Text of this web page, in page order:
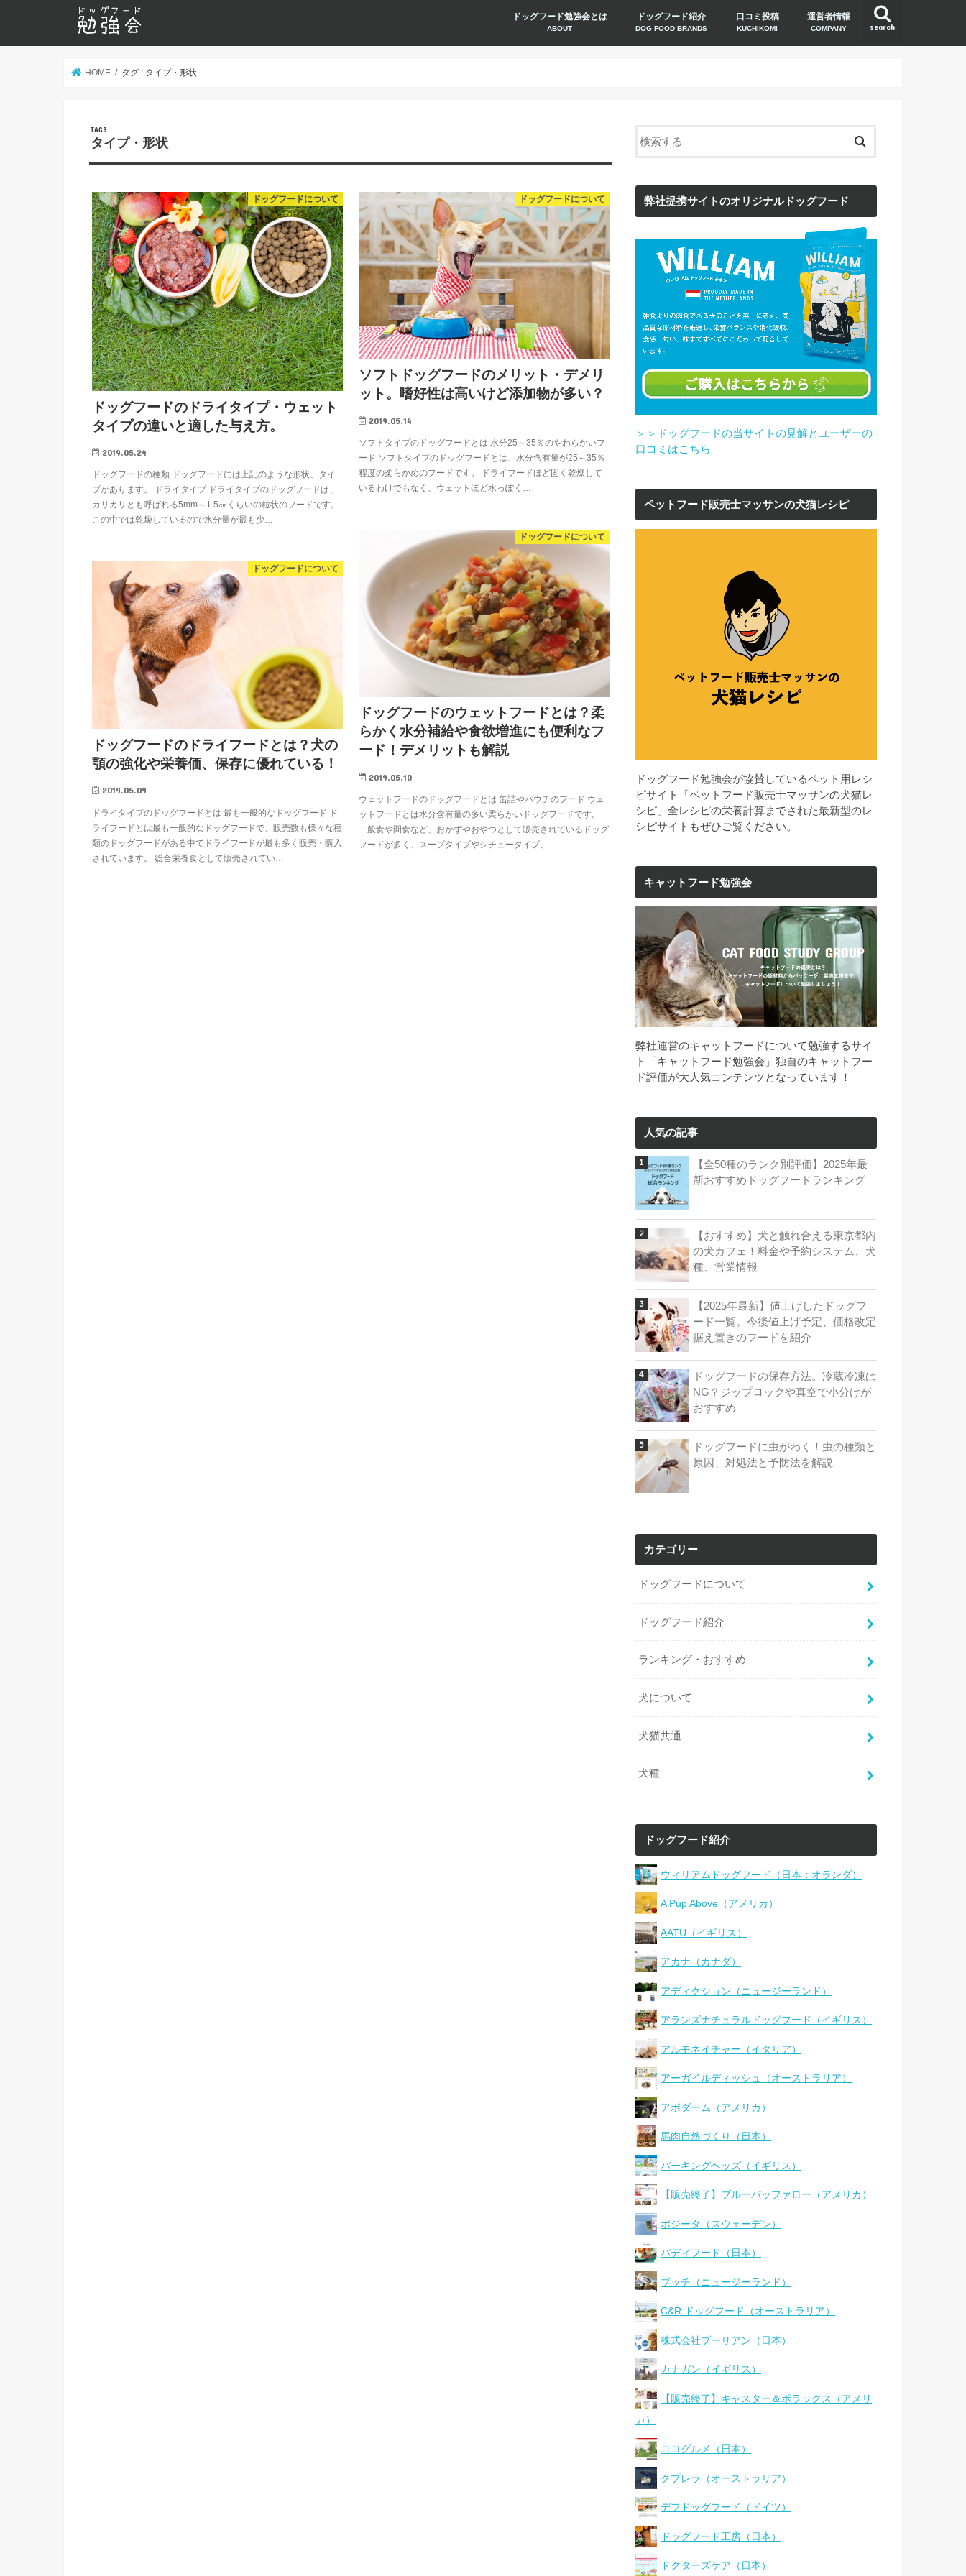
search
ドッグフード勉強会とは
ABOUT
ドッグフード紹介
DOG FOOD BRANDS
口コミ投稿
KUCHIKOMI
運営者情報
COMPANY
HOME タグ : タイプ・形状
タイプ・形状
ドッグフードについて
ドッグフードのドライタイプ・ウェット
タイプの違いと適した与え方。
2019.05.24
ドッグフードの種類 ドッグフードには上記のような形状、タイ
プがあります。 ドライタイプ ドライタイプのドッグフードは、
カリカリとも呼ばれる5mm～1.5㎝くらいの粒状のフードです。
この中では乾燥しているので水分量が最も少…
ドッグフードについて
ソフトドッグフードのメリット・デメリ
ット。嗜好性は高いけど添加物が多い？
2019.05.14
ソフトタイプのドッグフードとは 水分25～35％のやわらかいフ
ード ソフトタイプのドッグフードとは、水分含有量が25～35％
程度の柔らかめのフードです。 ドライフードほど固く乾燥して
いるわけでもなく、ウェットほど水っぽく…
ドッグフードについて
ドッグフードのウェットフードとは？柔
らかく水分補給や食欲増進にも便利なフ
ード！デメリットも解説
2019.05.10
ウェットフードのドッグフードとは 缶詰やパウチのフード ウェ
ットフードとは水分含有量の多い柔らかいドッグフードです。
一般食や間食など、おかずやおやつとして販売されているドッグ
フードが多く、スープタイプやシチュータイプ、…
ドッグフードについて
ドッグフードのドライフードとは？犬の
顎の強化や栄養価、保存に優れている！
2019.05.09
ドライタイプのドッグフードとは 最も一般的なドッグフード ド
ライフードとは最も一般的なドッグフードで、販売数も様々な種
類のドッグフードがある中でドライフードが最も多く販売・購入
されています。 総合栄養食として販売されてい…
弊社提携サイトのオリジナルドッグフード
＞＞ドッグフードの当サイトの見解とユーザーの
口コミはこちら
ペットフード販売士マッサンの犬猫レシピ
ドッグフード勉強会が協賛しているペット用レシ
ピサイト「ペットフード販売士マッサンの犬猫レ
シピ」全レシピの栄養計算までされた最新型のレ
シピサイトもぜひご覧ください。
キャットフード勉強会
弊社運営のキャットフードについて勉強するサイ
ト「キャットフード勉強会」独自のキャットフー
ド評価が大人気コンテンツとなっています！
人気の記事
【全50種のランク別評価】2025年最
新おすすめドッグフードランキング
【おすすめ】犬と触れ合える東京都内
の犬カフェ！料金や予約システム、犬
種、営業情報
【2025年最新】値上げしたドッグフ
ード一覧。今後値上げ予定、価格改定
据え置きのフードを紹介
ドッグフードの保存方法。冷蔵冷凍は
NG？ジップロックや真空で小分けが
おすすめ
ドッグフードに虫がわく！虫の種類と
原因、対処法と予防法を解説
カテゴリー
ドッグフードについて
ドッグフード紹介
ランキング・おすすめ
犬について
犬猫共通
犬種
ドッグフード紹介
ウィリアムドッグフード（日本：オランダ）
A Pup Above（アメリカ）
AATU（イギリス）
アカナ（カナダ）
アディクション（ニュージーランド）
アランズナチュラルドッグフード（イギリス）
アルモネイチャー（イタリア）
アーガイルディッシュ（オーストラリア）
アボダーム（アメリカ）
馬肉自然づくり（日本）
バーキングヘッズ（イギリス）
【販売終了】ブルーバッファロー（アメリカ）
ボジータ（スウェーデン）
バディフード（日本）
ブッチ（ニュージーランド）
C&R ドッグフード（オーストラリア）
株式会社ブーリアン（日本）
カナガン（イギリス）
【販売終了】キャスター＆ポラックス（アメリ
カ）
ココグルメ（日本）
クプレラ（オーストラリア）
デフドッグフード（ドイツ）
ドッグフード工房（日本）
ドクターズケア（日本）